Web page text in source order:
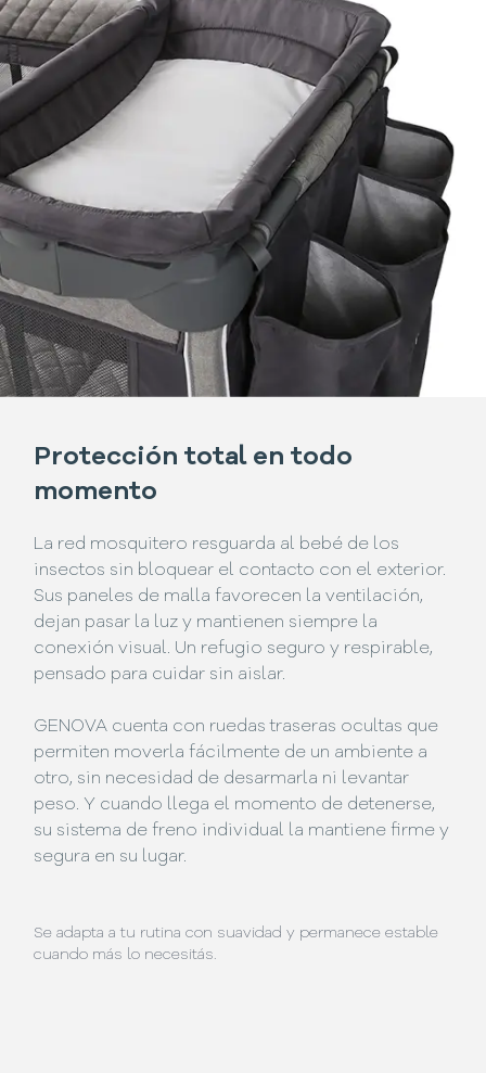
Protección total en todo
momento
La red mosquitero resguarda al bebé de los
insectos sin bloquear el contacto con el exterior.
Sus paneles de malla favorecen la ventilación,
dejan pasar la luz y mantienen siempre la
conexión visual. Un refugio seguro y respirable,
pensado para cuidar sin aislar.
GENOVA cuenta con ruedas traseras ocultas que
permiten moverla fácilmente de un ambiente a
otro, sin necesidad de desarmarla ni levantar
peso. Y cuando llega el momento de detenerse,
su sistema de freno individual la mantiene firme y
segura en su lugar.
Se adapta a tu rutina con suavidad y permanece estable
cuando más lo necesitás.